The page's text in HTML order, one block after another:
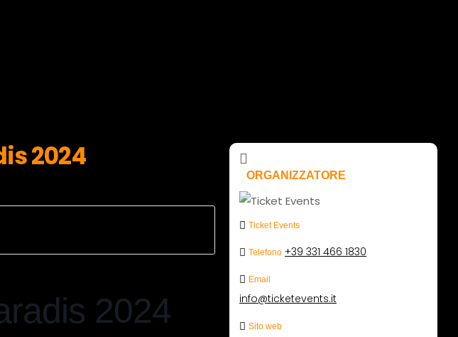
2024
2024
ORGANIZZATORE
Ticket Events
Telefono +39 331 466 1830
Email
info@ticketevents.it
Sito web